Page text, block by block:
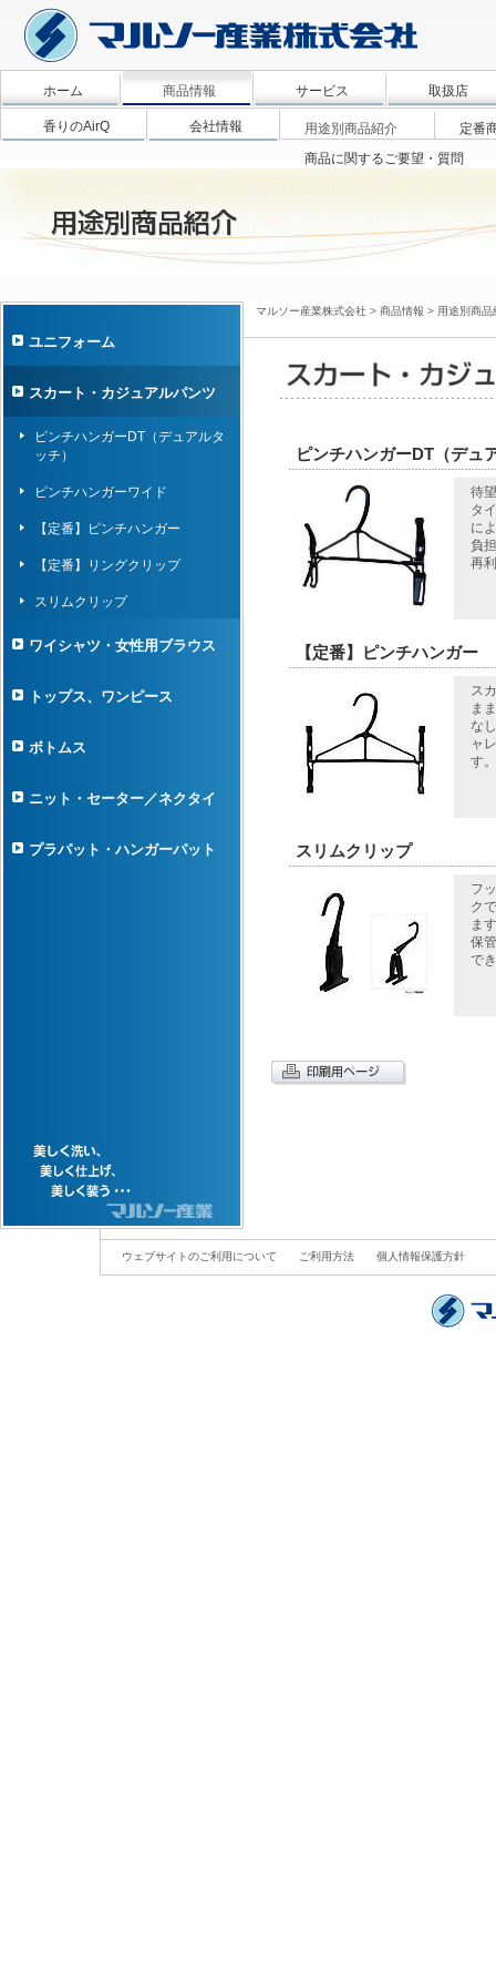
ホーム 商品情報 サービス 取扱店
香りのAirQ 会社情報 用途別商品紹介
定番
商品に関するご要望・質問
マルソー産業株式会社 > 商品情報 > 用途別商品
ピンチハンガーDT（デュ
待
タ
に
負
再
【定番】ピンチハンガー
ス
ま
な
ャ
す。
スリムクリップ
フ
ク
ま
保
で
ユニフォーム
スカート・カジュアルパンツ
ピンチハンガーDT（デュアルタ
ッチ）
ピンチハンガーワイド
【定番】ピンチハンガー
【定番】リングクリップ
スリムクリップ
ワイシャツ・女性用ブラウス
トップス、ワンピース
ボトムス
ニット・セーター／ネクタイ
プラパット・ハンガーパット
ウェブサイトのご利用について ご利用方法 個人情報保護方針